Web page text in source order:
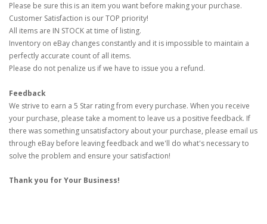
Please be sure this is an item you want before making your purchase.
Customer Satisfaction is our TOP priority!
All items are IN STOCK at time of listing.
Inventory on eBay changes constantly and it is impossible to maintain a
perfectly accurate count of all items.
Please do not penalize us if we have to issue you a refund.
Feedback
We strive to earn a 5 Star rating from every purchase. When you receive
your purchase, please take a moment to leave us a positive feedback. If
there was something unsatisfactory about your purchase, please email us
through eBay before leaving feedback and we'll do what's necessary to
solve the problem and ensure your satisfaction!
Thank you for Your Business!